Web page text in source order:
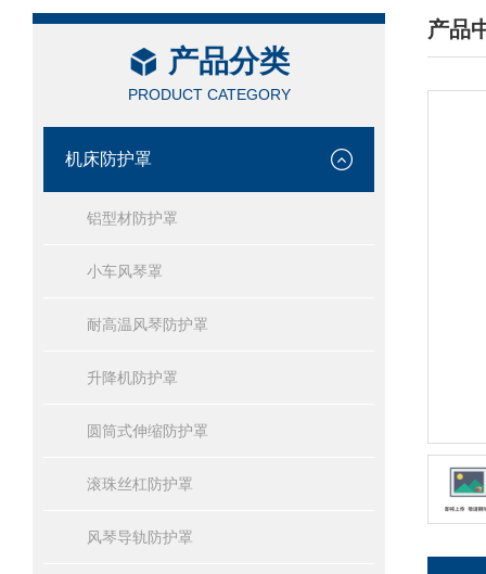
产品分类
PRODUCT CATEGORY
机床防护罩
铝型材防护罩
小车风琴罩
耐高温风琴防护罩
升降机防护罩
圆筒式伸缩防护罩
滚珠丝杠防护罩
风琴导轨防护罩
产品
/